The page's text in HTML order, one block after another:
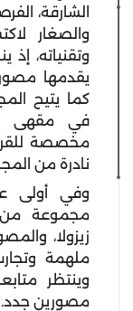
الشارقة،
والصغار
يقدمها
كما يتيح
في مقهى
مخصصة
نادرة من
مجموعة من
زيزولا،
ملهمة
وينتظر
مصورين جدد.